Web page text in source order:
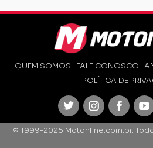
QUEM SOMOS FALE CONOSCO
POLÍTICA DE
TwitterInstagramFacebook
© 1999-2025 Motonline.com.br.